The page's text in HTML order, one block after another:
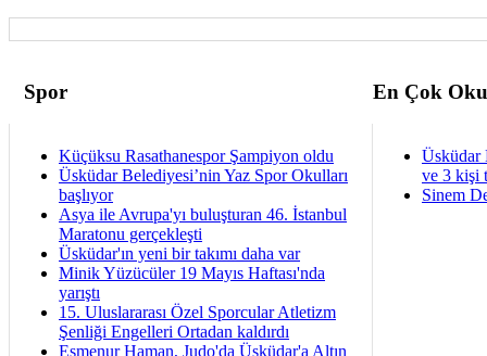
Spor En Çok
Küçüksu Rasathanespor Şampiyon oldu
Üsküdar Belediyesi’nin Yaz Spor Okulları
başlıyor
Asya ile Avrupa'yı buluşturan 46. İstanbul
Maratonu gerçekleşti
Üsküdar'ın yeni bir takımı daha var
Minik Yüzücüler 19 Mayıs Haftası'nda
yarıştı
15. Uluslararası Özel Sporcular Atletizm
Şenliği Engelleri Ortadan kaldırdı
Esmenur Haman, Judo'da Üsküdar'a Altın
Üsküdar
ve 3 kişi
Sinem